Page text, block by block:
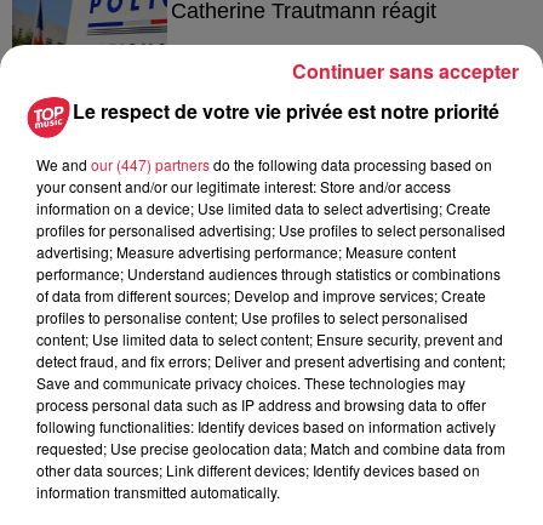
Catherine Trautmann réagit
6 août 2026
avec les flamants rouges
À découvrir également
Le respect de votre vie privée est notre priorité
We and our (447) partnersdo the following data processing based on
your consent and/or our legitimate interest: Store and/or access
information on a device; Use limited data to select advertising; Create
profiles for personalised advertising; Use profiles to select personalised
advertising; Measure advertising performance; Measure content
performance; Understand audiences through statistics or combinations
of data from different sources; Develop and improve services; Create
profiles to personalise content; Use profiles to select personalised
content; Use limited data to select content; Ensure security, prevent and
detect fraud, and fix errors; Deliver and present advertising and content;
Save and communicate privacy choices. These technologies may
process personal data such as IP address and browsing data to offer
following functionalities: Identify devices based on information actively
requested; Use precise geolocation data; Match and combine data from
other data sources; Link different devices; Identify devices based on
information transmitted automatically.
Continuer sans accepter